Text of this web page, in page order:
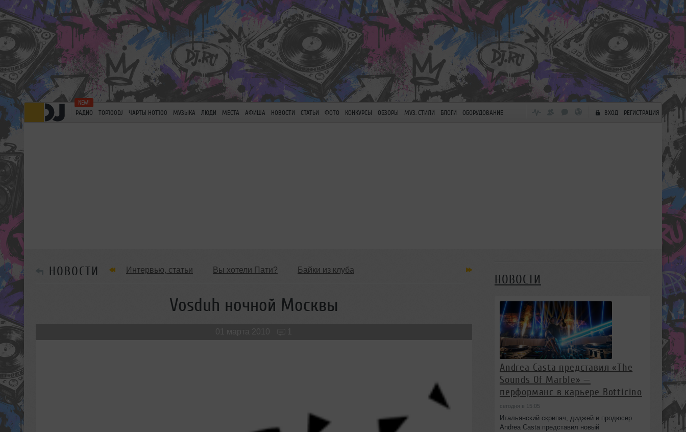
РАДИО TOP100DJ ЧАРТЫ HOT100 МУЗЫКА ЛЮДИ МЕСТА АФИША НОВОСТИ СТАТЬИ ФОТО КОНКУРСЫ ОБЗОРЫ МУЗ. СТИЛИ БЛОГИ ОБОРУДОВАНИЕ ВХОД РЕГИСТРАЦИЯ
НОВОСТИ Интервью, статьи Вы хотели Пати? Байки из клуба
Танцевальные стили Обзоры Вечеринок и Клубов
Vosduh ночной Москвы
НОВОСТИ
Andrea Casta представил «The
Sounds Of Marble» —
перформанс в карьере Botticino
сегодня в 15:05
Итальянский скрипач, диджей и продюсер
Andrea Casta представил новый